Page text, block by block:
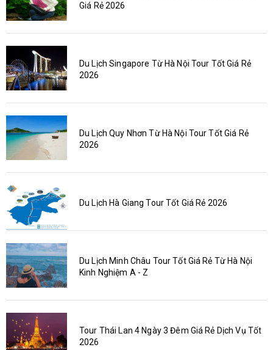
Giá Rẻ 2026
Du Lịch Singapore Từ Hà Nội Tour Tốt Giá Rẻ
2026
Du Lịch Quy Nhơn Từ Hà Nội Tour Tốt Giá Rẻ
2026
Du Lịch Hà Giang Tour Tốt Giá Rẻ 2026
Du Lịch Minh Châu Tour Tốt Giá Rẻ Từ Hà Nội
Kinh Nghiệm A - Z
Tour Thái Lan 4 Ngày 3 Đêm Giá Rẻ Dịch Vụ Tốt
2026